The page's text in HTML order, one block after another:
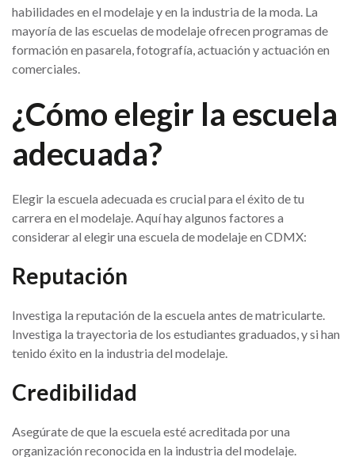
habilidades en el modelaje y en la industria de la moda. La
mayoría de las escuelas de modelaje ofrecen programas de
formación en pasarela, fotografía, actuación y actuación en
comerciales.
¿Cómo elegir la escuela
adecuada?
Elegir la escuela adecuada es crucial para el éxito de tu
carrera en el modelaje. Aquí hay algunos factores a
considerar al elegir una escuela de modelaje en CDMX:
Reputación
Investiga la reputación de la escuela antes de matricularte.
Investiga la trayectoria de los estudiantes graduados, y si han
tenido éxito en la industria del modelaje.
Credibilidad
Asegúrate de que la escuela esté acreditada por una
organización reconocida en la industria del modelaje.